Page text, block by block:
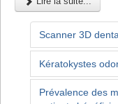
Scanner 3D
Kératokystes
Prévalence des